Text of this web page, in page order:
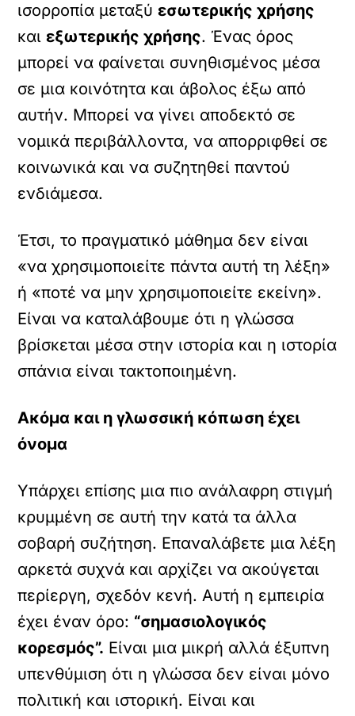
ισορροπία μεταξύεσωτερικής χρήσης
καιεξωτερικής χρήσης. Ένας όρος
μπορεί να φαίνεται συνηθισμένος μέσα
σε μια κοινότητα και άβολος έξω από
αυτήν. Μπορεί να γίνει αποδεκτό σε
νομικά περιβάλλοντα, να απορριφθεί σε
κοινωνικά και να συζητηθεί παντού
ενδιάμεσα.
Έτσι, το πραγματικό μάθημα δεν είναι
«να χρησιμοποιείτε πάντα αυτή τη λέξη»
ή «ποτέ να μην χρησιμοποιείτε εκείνη».
Είναι να καταλάβουμε ότι η γλώσσα
βρίσκεται μέσα στην ιστορία και η ιστορία
σπάνια είναι τακτοποιημένη.
Ακόμα και η γλωσσική κόπωση έχει
όνομα
Υπάρχει επίσης μια πιο ανάλαφρη στιγμή
κρυμμένη σε αυτή την κατά τα άλλα
σοβαρή συζήτηση. Επαναλάβετε μια λέξη
αρκετά συχνά και αρχίζει να ακούγεται
περίεργη, σχεδόν κενή. Αυτή η εμπειρία
έχει έναν όρο: “σημασιολογικός
κορεσμός”. Είναι μια μικρή αλλά έξυπνη
υπενθύμιση ότι η γλώσσα δεν είναι μόνο
πολιτική και ιστορική. Είναι και